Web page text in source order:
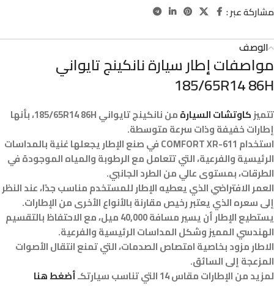
مشاركة عبر :
الوصف
مواصفات إطار سيارة نانكينج تايواني
185/65R14 86H
تتميزكاوتشات السيارة
من نانكينج تايواني 185/65R14 86H، بأنها
إطارات خفيفة وذات سرعة متوسطة.
استخدام COMFORT XR-611 في صنع الإطار يجعلها غنية بالمداسات
الرئيسية والفرعية، التي تتعامل مع الرطوبة والمياه الموجودة في
الطرقات، بمستوى عالي من الطرد الجانبي.
العمر الافتراضي الذي يعطيه الإطار للمستخدم مناسب جدًا، عند النظر
إلى سعره الذي يعتبر رخيص مقارنة بالأنواع الأخرى من الإطارات.
يستطيع الإطار أن يسير مسافة 40,000 ميل، مع الاحتفاظ بالتقسيم
الهندسي المميز وشكل المداسات الرئيسية والفرعية.
الاطار مزود بخاصية امتصاص الصدمات، التي تمنع انتقال الأصوات
المزعجة إلى السائق.
لمزيد من الإطارات مقاس 14 التي تناسب سيارتكـ
أضغط هنا